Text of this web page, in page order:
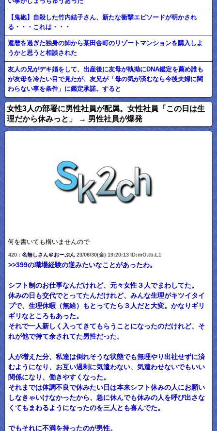
【鬼砲】自殺した竹内結子さん、新たな衝撃エピソードが明かされ
る・・・これは・・・
還暦を過ぎた独身の姉から某田舎町のリゾートマンションを購入しよ
うかと思うと相談された
友人の兄がデキ婚をして、出産後に友母が執拗にDNA鑑定を薦め誰も
が友母を冷たい目で見たが、友兄が「母の気が済むなら今後夫婦に関
わらない事を条件」に鑑定承諾。すると
女性3人の部署に男性社員が配属。女性社員「この日は生
理だから休みっと」 → 男性社員が爆発
何を書いても構いませんので
420 : 名無しさん＠おーぷん23/06/30(金) 19:20:13 ID:mO.tb.L1
>>399の職場経験の逆みたいなことがあったわ。
シフト制のお仕事なんだけれど、元々女性３人でまわしてた。
休みの日も交代でとってたんだけれど、みんな生理がキツイタイ
プで、生理休暇（無給）もとってたら３人だと大変。かなりギリ
ギリなところもあった。
それで一人新しく入ってきてもらうことになったのだけれど、そ
れが他で持て余されてた男性だった。
人が増えた分、私達は倒れそうな状態でも無理やり出社せずに済
むようになり、お互い過剰に気遣わない、気遣わせないでもいい
関係になり、働きやすくなった。
それまでは体調不良で休みたい日は本来シフト休みの人にお願い
しなきゃいけなかったから、急に休んでも休みの人を呼び出さな
くてもまわるようになったのを三人とも喜んでた。
でもそれに不満を持ったのが男性。